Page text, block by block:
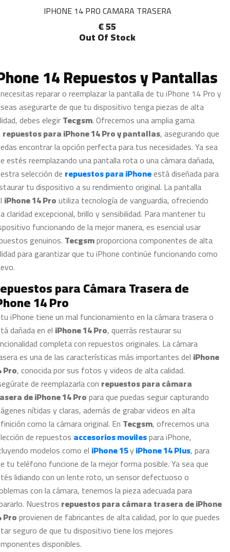
IPHONE 14 PRO CAMARA TRASERA
€ 55
Out Of Stock
14 Repuestos y Pantallas
reparar o reemplazar la pantalla de tu iPhone 14 Pro y
asegurarte de que tu dispositivo tenga piezas de alta
debes elegirTecgsm. Ofrecemos una amplia gama
repuestos para iPhone 14 Pro y pantallas, asegurando que
encontrar la opción perfecta para tus necesidades. Ya sea
estés reemplazando una pantalla rota o una cámara dañada,
selección de repuestos para iPhoneestá diseñada para
tu dispositivo a su rendimiento original. La pantalla
iPhone 14 Proutiliza tecnología de vanguardia, ofreciendo
claridad excepcional, brillo y sensibilidad. Para mantener tu
funcionando de la mejor manera, es esencial usar
genuinos. Tecgsmproporciona componentes de alta
para garantizar que tu iPhone continúe funcionando como
para Cámara Trasera de
14 Pro
iPhone tiene un mal funcionamiento en la cámara trasera o
dañada en el iPhone 14 Pro, querrás restaurar su
completa con repuestos originales. La cámara
es una de las características más importantes del iPhone
Pro, conocida por sus fotos y videos de alta calidad.
de reemplazarla con repuestos para cámara
de iPhone 14 Propara que puedas seguir capturando
nítidas y claras, además de grabar videos en alta
como la cámara original. En Tecgsm, ofrecemos una
de repuestos accesorios movilespara iPhone,
modelos como el iPhone 15yiPhone 14 Plus, para
tu teléfono funcione de la mejor forma posible. Ya sea que
lidiando con un lente roto, un sensor defectuoso o
con la cámara, tenemos la pieza adecuada para
Nuestros repuestos para cámara trasera de iPhone
Proprovienen de fabricantes de alta calidad, por lo que puedes
seguro de que tu dispositivo tiene los mejores
disponibles.